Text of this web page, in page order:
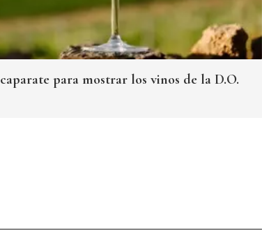
para mostrar los vinos de la D.O.